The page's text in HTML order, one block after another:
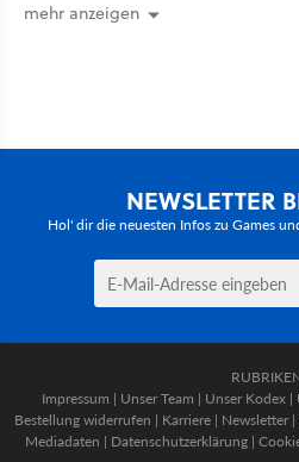
mehr anzeigen
NEWSLETTER
Hol' dir die neuesten Infos zu Games
Impressum | Unser Team | Unser Kodex |
Bestellung widerrufen | Karriere | Newsletter |
Mediadaten | Datenschutzerklärung |